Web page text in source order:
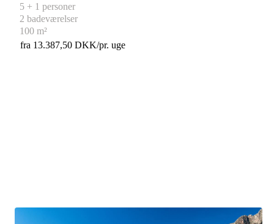
5 + 1 personer
2 badeværelser
100 m²
fra 13.387,50 DKK/pr. uge